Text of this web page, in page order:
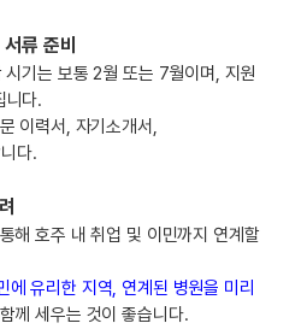
류 준비
기는 보통 2월 또는 7월이며, 지원
니다.
이력서, 자기소개서,
다.
해 호주 내 취업 및 이민까지 연계할
에 유리한 지역, 연계된 병원을 미리
께 세우는 것이 좋습니다.